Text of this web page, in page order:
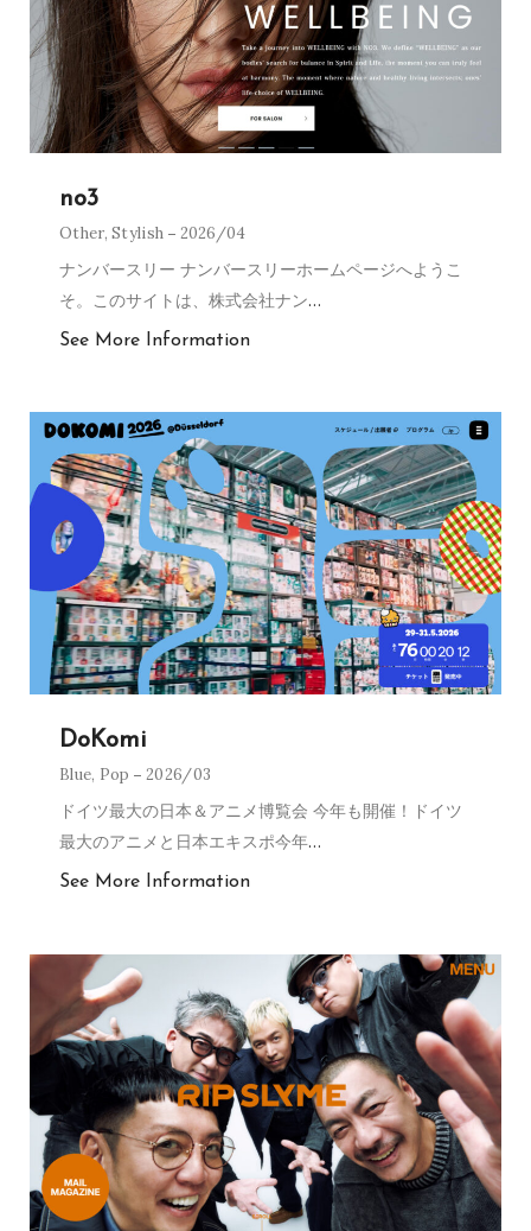
no3
Other,Stylish 2026/04
ナンバースリー ナンバースリーホームページへようこ
そ。このサイトは、株式会社ナン…
See More Information
DoKomi
Blue, Pop 2026/03
ドイツ最大の日本＆アニメ博覧会 今年も開催！ドイツ
最大のアニメと日本エキスポ今年…
See More Information